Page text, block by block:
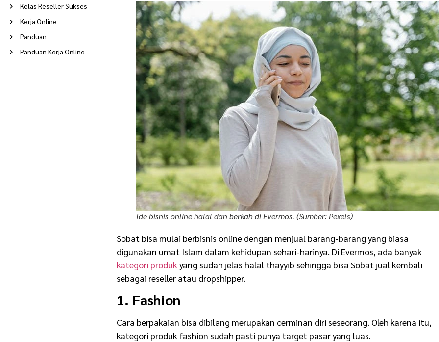
Kelas Reseller Sukses
Kerja Online
Panduan
Panduan Kerja Online
Ide bisnis online halal dan berkah di Evermos. (Sumber: Pexels)
Sobat bisa mulai berbisnis online dengan menjual barang-barang yang biasa
digunakan umat Islam dalam kehidupan sehari-harinya. Di Evermos, ada banyak
kategori produk yang sudah jelas halal thayyib sehingga bisa Sobat jual kembali
sebagai reseller atau dropshipper.
1. Fashion
Cara berpakaian bisa dibilang merupakan cerminan diri seseorang. Oleh karena itu,
kategori produk fashion sudah pasti punya target pasar yang luas.